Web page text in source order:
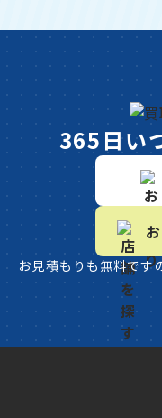
365日い
お見積もりも無料です